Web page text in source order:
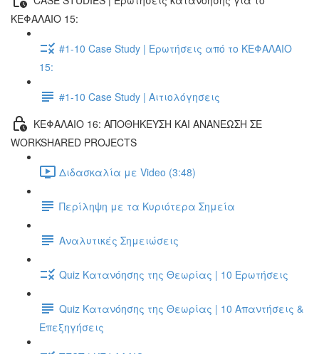
ΚΕΦΑΛΑΙΟ 15:
#1-10 Case Study | Ερωτήσεις από το ΚΕΦΑΛΑΙΟ
15:
#1-10 Case Study | Αιτιολόγησεις
ΚΕΦΑΛΑΙΟ 16: ΑΠΟΘΗΚΕΥΣΗ ΚΑΙ ΑΝΑΝΕΩΣΗ ΣΕ
WORKSHARED PROJECTS
Διδασκαλία με Video (3:48)
Περίληψη με τα Κυριότερα Σημεία
Αναλυτικές Σημειώσεις
Quiz Κατανόησης της Θεωρίας | 10 Ερωτήσεις
Quiz Κατανόησης της Θεωρίας | 10 Απαντήσεις &
Επεξηγήσεις